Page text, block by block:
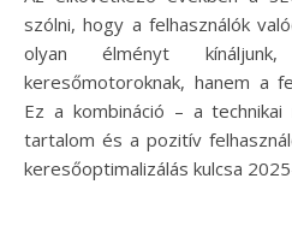
szólni, hogy a felhasználók
olyan élményt
keresőmotoroknak, hanem a
Ez a kombináció – a
tartalom és a pozitív
keresőoptimalizálás kulcsa